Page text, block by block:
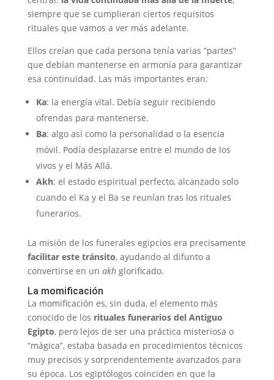
siempre que se cumplieran ciertos requisitos
rituales que vamos a ver más adelante.
Ellos creían que cada persona tenía varias “partes”
que debían mantenerse en armonía para garantizar
esa continuidad. Las más importantes eran:
Ka: la energía vital. Debía seguir recibiendo
ofrendas para mantenerse.
Ba: algo así como la personalidad o la esencia
móvil. Podía desplazarse entre el mundo de los
vivos y el Más Allá.
Akh: el estado espiritual perfecto, alcanzado solo
cuando el Ka y el Ba se reunían tras los rituales
funerarios.
La misión de los funerales egipcios era precisamente
facilitar este tránsito, ayudando al difunto a
convertirse en un akhglorificado.
La momificación
La momificación es, sin duda, el elemento más
conocido de los rituales funerarios del Antiguo
Egipto, pero lejos de ser una práctica misteriosa o
“mágica”, estaba basada en procedimientos técnicos
muy precisos y sorprendentemente avanzados para
su época. Los egiptólogos coinciden en que la